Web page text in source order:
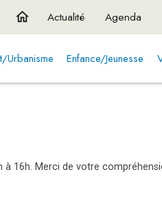
home Actualité Agenda
Urbanisme Enfance/Jeunesse
à 16h. Merci de votre